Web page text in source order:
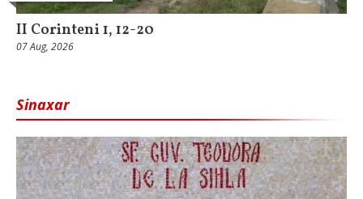
II Corinteni 1, 12-20
07 Aug, 2026
Sinaxar